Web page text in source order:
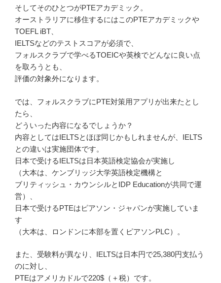
そしてそのひとつがPTEアカデミック。
オーストラリアに移住するにはこのPTEアカデミックや
TOEFL iBT、
IELTSなどのテストスコアが必須で、
フォルスクラブで学べるTOEICや英検でどんなに良い点
を取ろうとも、
評価の対象外になります。
では、フォルスクラブにPTE対策用アプリが出来たとし
たら、
どういった内容になるでしょうか？
内容としてはIELTSとほぼ同じかもしれませんが、IELTS
との違いは実施団体です。
日本で受けるIELTSは日本英語検定協会が実施し
（大本は、ケンブリッジ大学英語検定機構と
ブリティッシュ・カウンシルとIDP Educationが共同で運
営）、
日本で受けるPTEはピアソン・ジャパンが実施していま
す
（大本は、ロンドンに本部を置くピアソンPLC）。
また、受験料が異なり、IELTSは日本円で25,380円支払う
のに対し、
PTEはアメリカドルで220$（＋税）です。